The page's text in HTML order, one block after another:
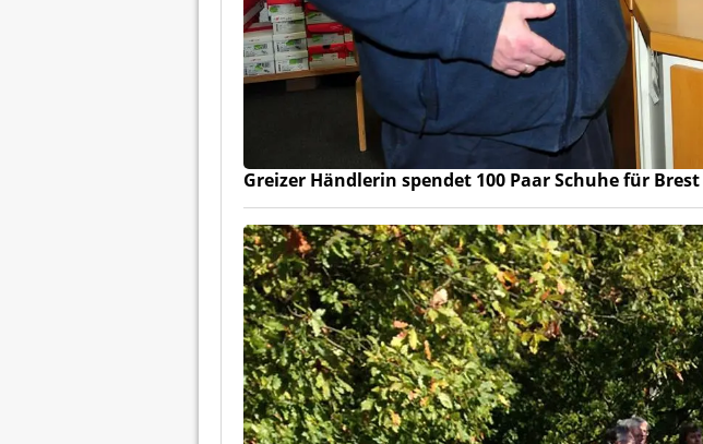
Greizer Händlerin spendet 100 Paar Schuhe für Brest